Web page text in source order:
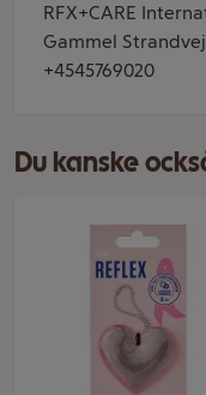
RFX+CARE
Gammel
+4545769020
Du kanske